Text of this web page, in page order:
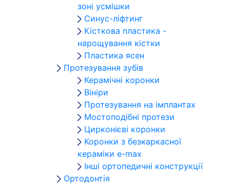
зоні усмішки
Синус-ліфтинг
Кісткова пластика -
нарощування кістки
Пластика ясен
Протезування зубів
Керамічні коронки
Вініри
Протезування на імплантах
Мостоподібні протези
Цирконієві коронки
Коронки з безкаркасної
кераміки e-max
Інші ортопедичні конструкції
Ортодонтія